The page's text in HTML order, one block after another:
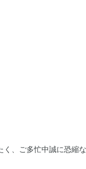
く、ご多忙中誠に恐縮